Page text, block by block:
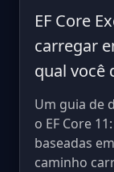
EF Core
carregar
qual você
Um guia de
o EF Core
baseadas
caminho